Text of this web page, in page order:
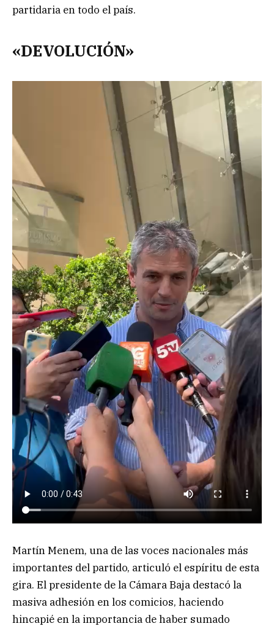
partidaria en todo el país.
«DEVOLUCIÓN»
Martín Menem, una de las voces nacionales más
importantes del partido, articuló el espíritu de esta
gira. El presidente de la Cámara Baja destacó la
masiva adhesión en los comicios, haciendo
hincapié en la importancia de haber sumado